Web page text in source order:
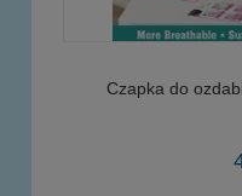
Czapka do